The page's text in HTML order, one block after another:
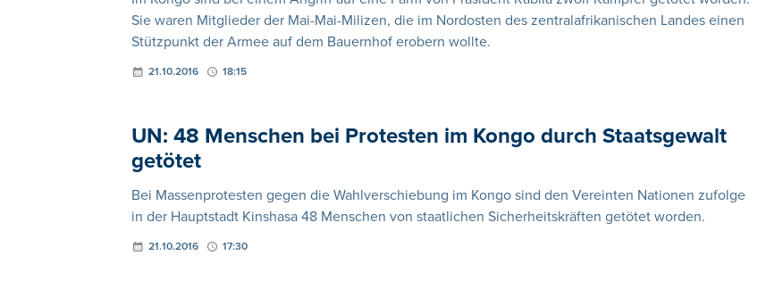
Sie waren Mitglieder der Mai-Mai-Milizen, die im Nordosten des zentralafrikanischen Landes einen
Stützpunkt der Armee auf dem Bauernhof erobern wollte.
21.10.2016 18:15
UN: 48 Menschen bei Protesten im Kongo durch Staatsgewalt
getötet
Bei Massenprotesten gegen die Wahlverschiebung im Kongo sind den Vereinten Nationen zufolge
in der Hauptstadt Kinshasa 48 Menschen von staatlichen Sicherheitskräften getötet worden.
21.10.2016 17:30